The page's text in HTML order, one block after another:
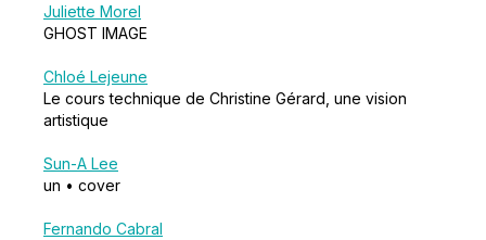
Juliette Morel
GHOST IMAGE
Chloé Lejeune
Le cours technique de Christine Gérard, une vision
artistique
Sun-A Lee
un • cover
Fernando Cabral